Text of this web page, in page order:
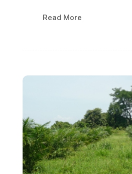
Read More